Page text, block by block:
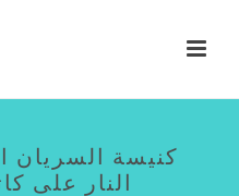
كنيسة السريان
النار على